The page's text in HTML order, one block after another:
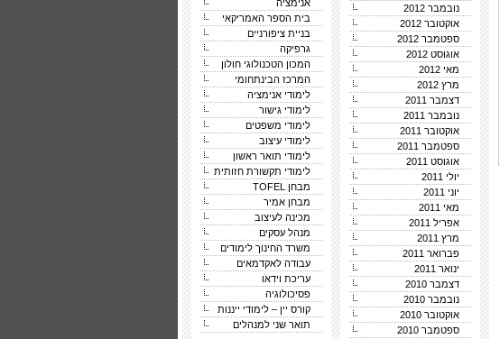
נובמבר 2012
אוקטובר 2012
ספטמבר 2012
אוגוסט 2012
מאי 2012
מרץ 2012
דצמבר 2011
נובמבר 2011
אוקטובר 2011
ספטמבר 2011
אוגוסט 2011
יולי 2011
יוני 2011
מאי 2011
אפריל 2011
מרץ 2011
פברואר 2011
ינואר 2011
דצמבר 2010
נובמבר 2010
אוקטובר 2010
ספטמבר 2010
אנימציה
בית הספר האמריקאי
בניית ציפורניים
גרפיקה
המכון הטכנולוגי חולון
המרכז הבינתחומי
לימודי אנימציה
לימודי גישור
לימודי משפטים
לימודי עיצוב
לימודי תואר ראשון
לימודי תקשורת חזותית
מבחן TOFEL
מבחן אמיר
מכינה לעיצוב
מנהל עסקים
משרד החינוך לימודים
עבודה לאקדמאים
עריכת וידאו
פסיכולוגיה
קורס יין – לימודי ייננות
תואר שני למנהלים